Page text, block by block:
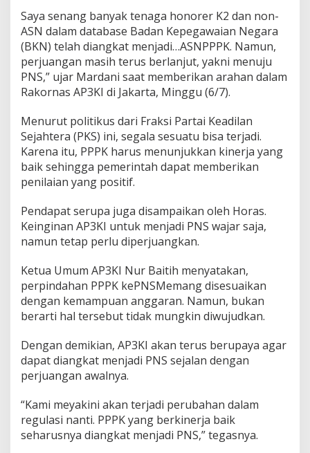
a
g
r
D
i
m
n
a
P
e
u
a
n
g
a
n
!
Saya senang banyak tenaga honorer K2 dan non-
ASN dalam database Badan Kepegawaian Negara
(BKN) telah diangkat menjadi…ASNPPPK. Namun,
perjuangan masih terus berlanjut, yakni menuju
PNS,” ujar Mardani saat memberikan arahan dalam
Rakornas AP3KI di Jakarta, Minggu (6/7).
Menurut politikus dari Fraksi Partai Keadilan
Sejahtera (PKS) ini, segala sesuatu bisa terjadi.
Karena itu, PPPK harus menunjukkan kinerja yang
baik sehingga pemerintah dapat memberikan
penilaian yang positif.
Pendapat serupa juga disampaikan oleh Horas.
Keinginan AP3KI untuk menjadi PNS wajar saja,
namun tetap perlu diperjuangkan.
Ketua Umum AP3KI Nur Baitih menyatakan,
perpindahan PPPK kePNSMemang disesuaikan
dengan kemampuan anggaran. Namun, bukan
berarti hal tersebut tidak mungkin diwujudkan.
Dengan demikian, AP3KI akan terus berupaya agar
dapat diangkat menjadi PNS sejalan dengan
perjuangan awalnya.
“Kami meyakini akan terjadi perubahan dalam
regulasi nanti. PPPK yang berkinerja baik
seharusnya diangkat menjadi PNS,” tegasnya.